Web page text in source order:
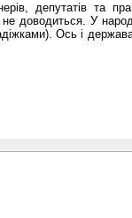
депутатів та
не доводиться. У
Ось і